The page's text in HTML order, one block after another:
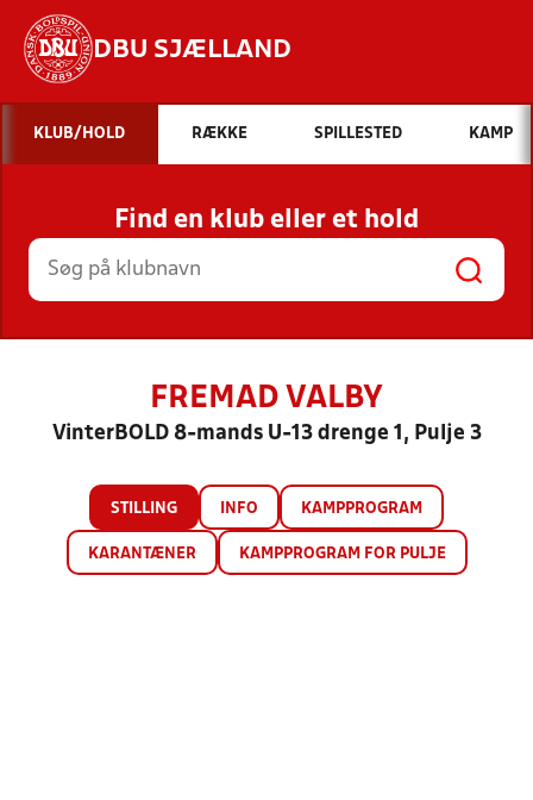
DBU SJÆLLAND
Hvad vil du søge efter?
INDHOLD OG NYHEDER
STILLINGER, RESULTATER, KLUBBER OG
HOLD
KLUB/HOLD RÆKKE SPILLESTED KAMP
Find en klub eller et hold
FREMAD VALBY
VinterBOLD 8-mands U-13 drenge 1, Pulje 3
STILLING INFO KAMPPROGRAM
KARANTÆNER KAMPPROGRAM FOR PULJE